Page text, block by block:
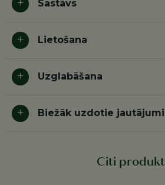
Sastāvs
Lietošana
Uzglabāšana
Biežāk uzdotie jautājumi
Citi